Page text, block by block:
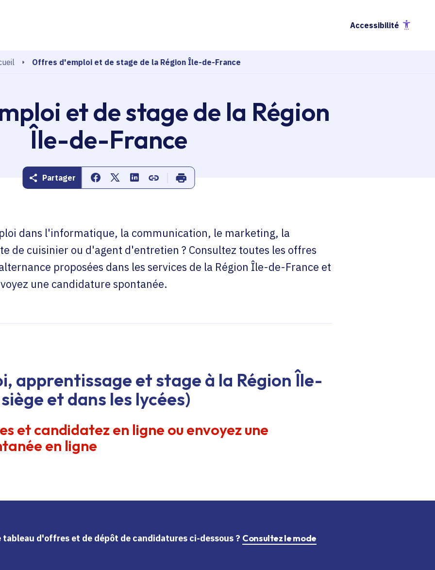
Accessibilité
Offres d'emploi et de stage de la Région Île-de-France
et de stage de la Région
Île-de-France
Partager Partager sur Facebook
Partager sur Twitter
Partager sur Linkedin
Copier dans le presse-papier
Imprimer
dans l'informatique, la communication, le marketing, la
de cuisinier ou d'agent d'entretien ? Consultez toutes les offres
proposées dans les services de la Région Île-de-France et
une candidature spontanée.
apprentissage et stage à la Région Île-
et dans les lycées)
et candidatez en ligne ou envoyez une
en ligne
d'offres et de dépôt de candidatures ci-dessous ? Consultez le mode